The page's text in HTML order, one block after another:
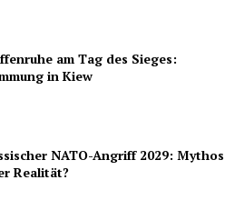
am Tag des Sieges:
in Kiew
NATO-Angriff 2029: Mythos
Realität?